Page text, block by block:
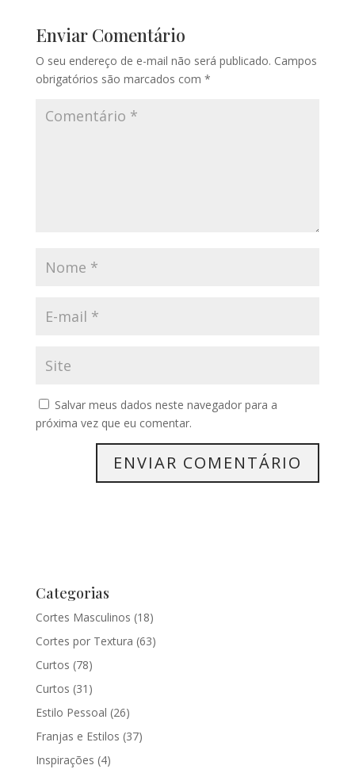
Enviar Comentário
O seu endereço de e-mail não será publicado. Campos
obrigatórios são marcados com *
Salvar meus dados neste navegador para a
próxima vez que eu comentar.
Categorias
Cortes Masculinos (18)
Cortes por Textura (63)
Curtos (78)
Curtos (31)
Estilo Pessoal (26)
Franjas e Estilos (37)
Inspirações (4)